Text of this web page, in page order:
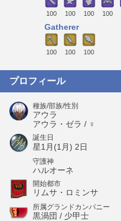
100 100 100 100
Gatherer
100 100 100
プロフィール
種族/部族/性別
アウラ
アウラ・ゼラ / ♀
誕生日
星1月(1月) 2日
守護神
ハルオーネ
開始都市
リムサ・ロミンサ
所属グランドカンパニー
黒渦団 / 少甲士